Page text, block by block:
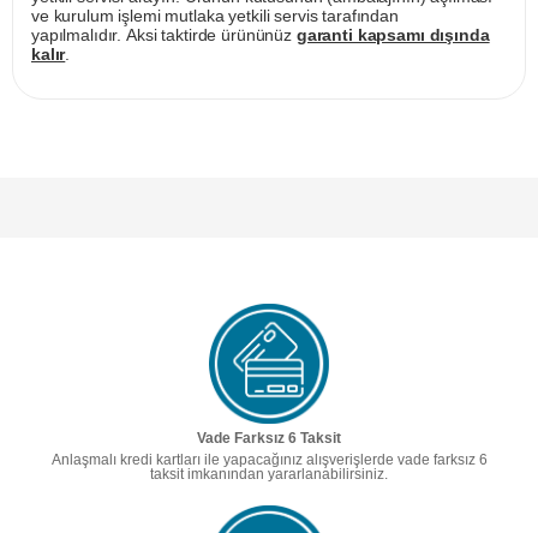
ve kurulum işlemi mutlaka yetkili servis tarafından
yapılmalıdır. Aksi taktirde ürününüz garanti kapsamı dışında
kalır.
Vade Farksız 6 Taksit
Anlaşmalı kredi kartları ile yapacağınız alışverişlerde vade farksız 6
taksit imkanından yararlanabilirsiniz.